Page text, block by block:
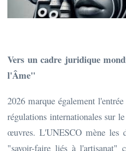
Vers un cadre juridique
l'Âme"
2026 marque également
régulations internationales sur
œuvres. L'UNESCO mène les
"savoir-faire liés à l'artisanat"